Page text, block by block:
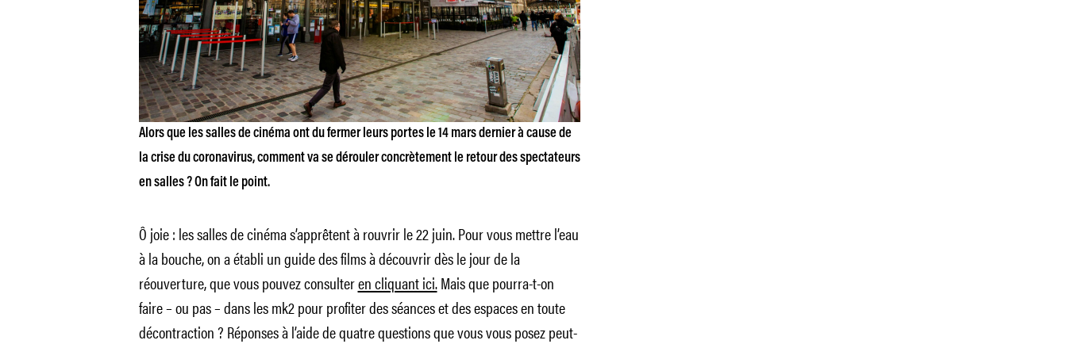
Alors que les salles de cinéma ont du fermer leurs portes le 14 mars dernier à cause de
la crise du coronavirus, comment va se dérouler concrètement le retour des spectateurs
en salles ? On fait le point.
Ô joie : les salles de cinéma s’apprêtent à rouvrir le 22 juin. Pour vous mettre l’eau
à la bouche, on a établi un guide des films à découvrir dès le jour de la
réouverture, que vous pouvez consulteren cliquant ici.Mais que pourra-t-on
faire – ou pas – dans les mk2 pour profiter des séances et des espaces en toute
décontraction ? Réponses à l’aide de quatre questions que vous vous posez peut-